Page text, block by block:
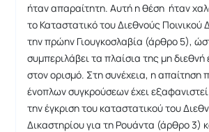
ήταν απαραίτητη. Αυτή η θέση ήταν
το Καταστατικό του Διεθνούς Ποινικού
την πρώην Γιουγκοσλαβία (άρθρο 5),
συμπεριλάβει τα πλαίσια της μη
στον ορισμό. Στη συνέχεια, η απαίτηση
ένοπλων συγκρούσεων έχει
την έγκριση του καταστατικού του
Δικαστηρίου για τη Ρουάντα (άρθρο 3)